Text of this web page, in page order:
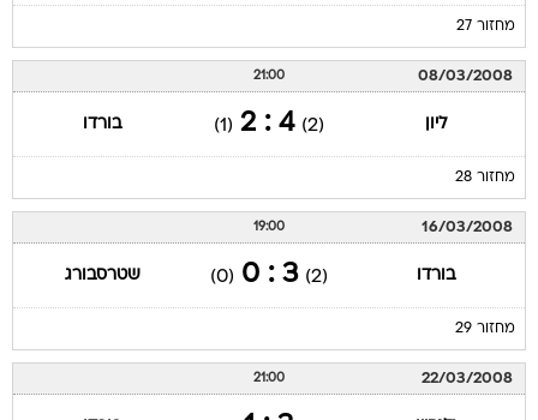
מחזור 27
08/03/2008
21:00
ליון (2)
4 : 2
(1) בורדו
מחזור 28
16/03/2008
19:00
בורדו (2)
3 : 0
(0) שטרסבורג
מחזור 29
22/03/2008
21:00